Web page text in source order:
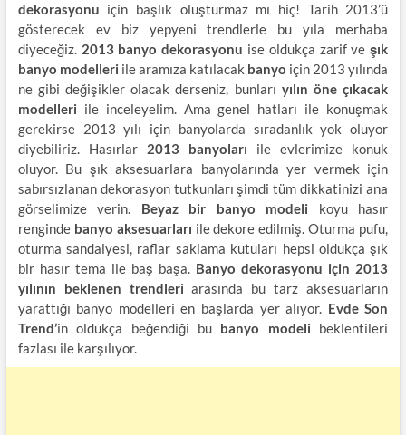
dekorasyonu için başlık oluşturmaz mı hiç! Tarih 2013’ü
gösterecek ev biz yepyeni trendlerle bu yıla merhaba
diyeceğiz.2013 banyo dekorasyonu ise oldukça zarif ve şık
banyo modelleri ile aramıza katılacak banyo için 2013 yılında
ne gibi değişikler olacak derseniz, bunları yılın öne çıkacak
modelleri ile inceleyelim. Ama genel hatları ile konuşmak
gerekirse 2013 yılı için banyolarda sıradanlık yok oluyor
diyebiliriz. Hasırlar 2013 banyoları ile evlerimize konuk
oluyor. Bu şık aksesuarlara banyolarında yer vermek için
sabırsızlanan dekorasyon tutkunları şimdi tüm dikkatinizi ana
görselimize verin. Beyaz bir banyo modeli koyu hasır
renginde banyo aksesuarları ile dekore edilmiş. Oturma pufu,
oturma sandalyesi, raflar saklama kutuları hepsi oldukça şık
bir hasır tema ile baş başa. Banyo dekorasyonu için 2013
yılının beklenen trendleri arasında bu tarz aksesuarların
yarattığı banyo modelleri en başlarda yer alıyor. Evde Son
Trend’in oldukça beğendiği bu banyo modeli beklentileri
fazlası ile karşılıyor.